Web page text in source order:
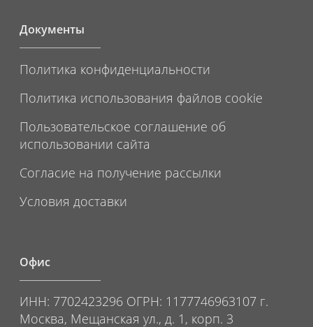
Документы
Политика конфиденциальности
Политика использования файлов cookie
Пользовательское соглашение об
использовании сайта
Согласие на получение рассылки
Условия доставки
Офис
ИНН: 7702423296 ОГРН: 1177746963107 г.
Москва, Мещанская ул., д. 1, корп. 3